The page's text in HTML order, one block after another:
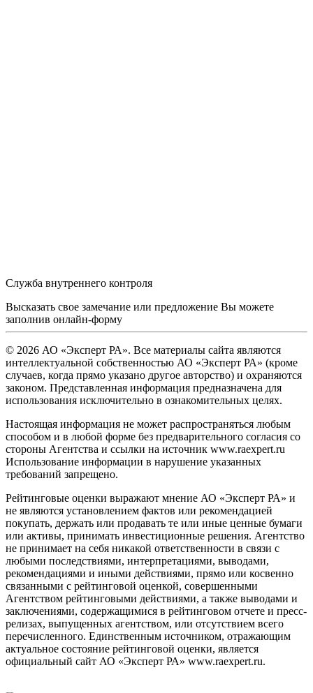
Служба внутреннего контроля
Высказать свое замечание или предложение Вы можете
заполнив онлайн-форму
© 2026 АО «Эксперт РА». Все материалы сайта являются
интеллектуальной собственностью АО «Эксперт РА» (кроме
случаев, когда прямо указано другое авторство) и охраняются
законом. Представленная информация предназначена для
использования исключительно в ознакомительных целях.
Настоящая информация не может распространяться любым
способом и в любой форме без предварительного согласия со
стороны Агентства и ссылки на источник www.raexpert.ru
Использование информации в нарушение указанных
требований запрещено.
Рейтинговые оценки выражают мнение АО «Эксперт РА» и
не являются установлением фактов или рекомендацией
покупать, держать или продавать те или иные ценные бумаги
или активы, принимать инвестиционные решения. Агентство
не принимает на себя никакой ответственности в связи с
любыми последствиями, интерпретациями, выводами,
рекомендациями и иными действиями, прямо или косвенно
связанными с рейтинговой оценкой, совершенными
Агентством рейтинговыми действиями, а также выводами и
заключениями, содержащимися в рейтинговом отчете и пресс-
релизах, выпущенных агентством, или отсутствием всего
перечисленного. Единственным источником, отражающим
актуальное состояние рейтинговой оценки, является
официальный сайт АО «Эксперт РА» www.raexpert.ru.